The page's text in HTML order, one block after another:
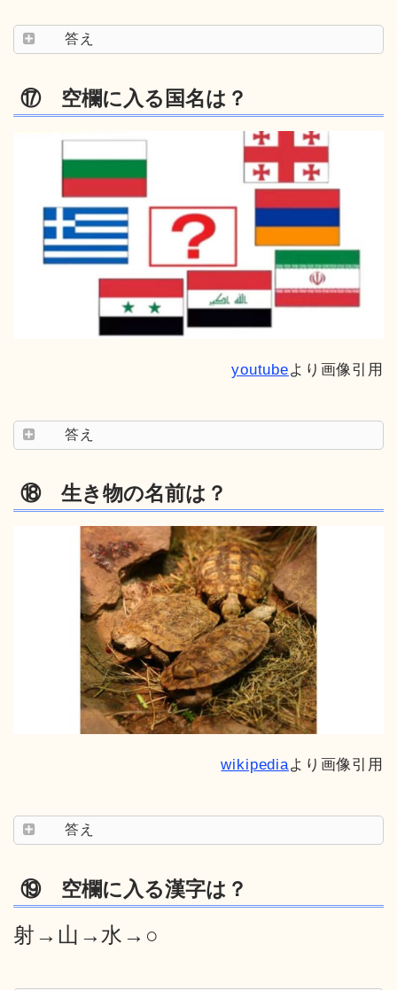
答え
⑰ 空欄に入る国名は？
youtubeより画像引用
答え
⑱ 生き物の名前は？
wikipediaより画像引用
答え
⑲ 空欄に入る漢字は？
射→山→水→○